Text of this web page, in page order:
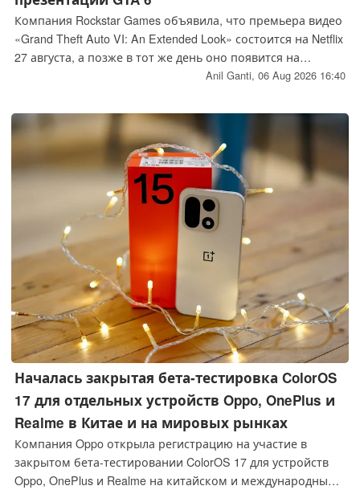
Компания Rockstar Games объявила, что премьера видео
«Grand Theft Auto VI: An Extended Look» состоится на Netflix
27 августа, а позже в тот же день оно появится на
YouTube и официальном сайте GTA 6. Компания не
однако это станет очередным крупным анонсом в
преддверии ноябрьского релиза игры.
Anil Ganti, 06 Aug 2026 16:40
Началась закрытая бета-тестировка ColorOS
17 для отдельных устройств Oppo, OnePlus и
Realme в Китае и на мировых рынках
Компания Oppo открыла регистрацию на участие в
закрытом бета-тестировании ColorOS 17 для устройств
Oppo, OnePlus и Realme на китайском и международных